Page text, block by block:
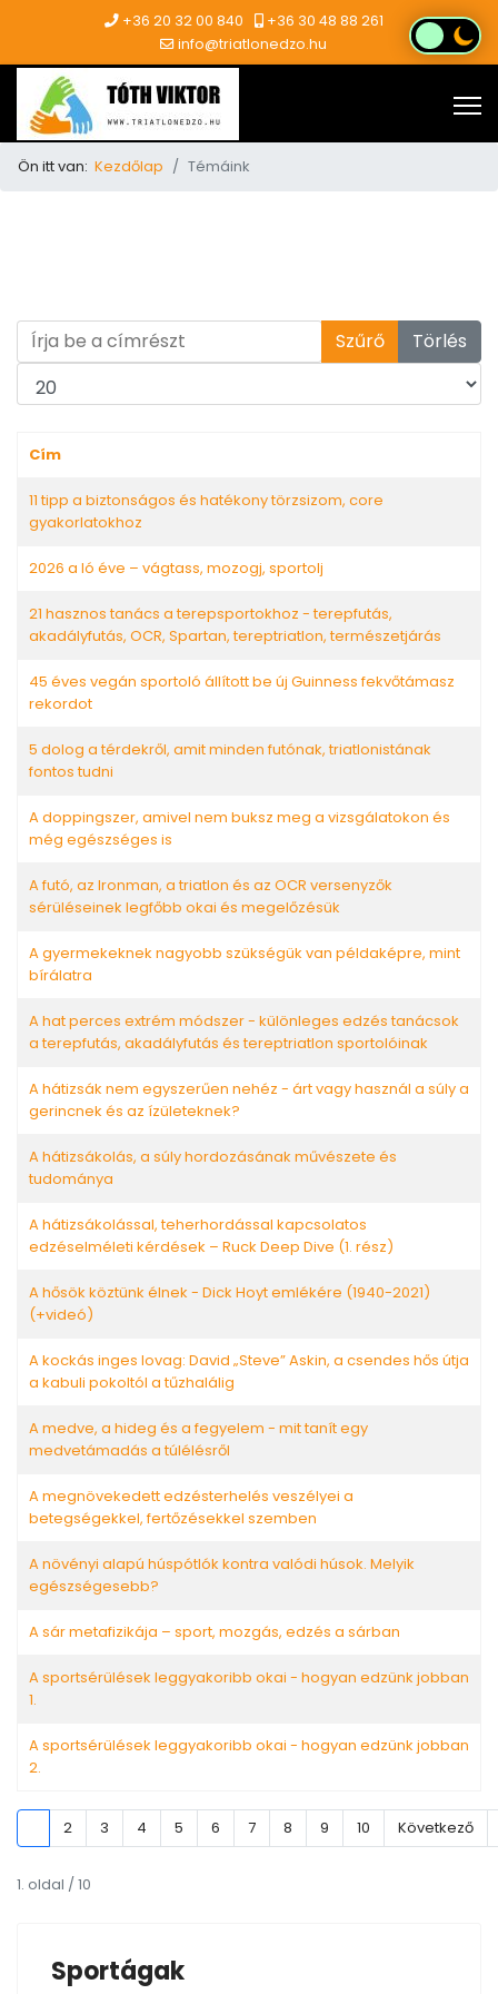
+36 20 32 00 840
+36 30 48 88 261
info@triatlonedzo.hu
Ön itt van: Kezdőlap Témáink
Írja be a címrészt Szűrő Törlés
Tételek #
Cím
11 tipp a biztonságos és hatékony törzsizom, core
gyakorlatokhoz
2026 a ló éve – vágtass, mozogj, sportolj
21 hasznos tanács a terepsportokhoz - terepfutás,
akadályfutás, OCR, Spartan, tereptriatlon, természetjárás
45 éves vegán sportoló állított be új Guinness fekvőtámasz
rekordot
5 dolog a térdekről, amit minden futónak, triatlonistának
fontos tudni
A doppingszer, amivel nem buksz meg a vizsgálatokon és
még egészséges is
A futó, az Ironman, a triatlon és az OCR versenyzők
sérüléseinek legfőbb okai és megelőzésük
A gyermekeknek nagyobb szükségük van példaképre, mint
bírálatra
A hat perces extrém módszer - különleges edzés tanácsok
a terepfutás, akadályfutás és tereptriatlon sportolóinak
A hátizsák nem egyszerűen nehéz - árt vagy használ a súly a
gerincnek és az ízületeknek?
A hátizsákolás, a súly hordozásának művészete és
tudománya
A hátizsákolással, teherhordással kapcsolatos
edzéselméleti kérdések – Ruck Deep Dive (1. rész)
A hősök köztünk élnek - Dick Hoyt emlékére (1940-2021)
(+videó)
A kockás inges lovag: David „Steve” Askin, a csendes hős útja
a kabuli pokoltól a tűzhalálig
A medve, a hideg és a fegyelem - mit tanít egy
medvetámadás a túlélésről
A megnövekedett edzésterhelés veszélyei a
betegségekkel, fertőzésekkel szemben
A növényi alapú húspótlók kontra valódi húsok. Melyik
egészségesebb?
A sár metafizikája – sport, mozgás, edzés a sárban
A sportsérülések leggyakoribb okai - hogyan edzünk jobban
1.
A sportsérülések leggyakoribb okai - hogyan edzünk jobban
2.
2 3 4 5 6 7 8 9 10 Következő
1. oldal / 10
Sportágak